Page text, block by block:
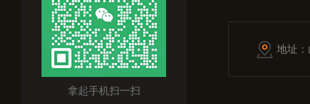
拿起手机扫一扫
地址